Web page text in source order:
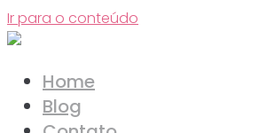
Ir para o conteúdo
Home
Blog